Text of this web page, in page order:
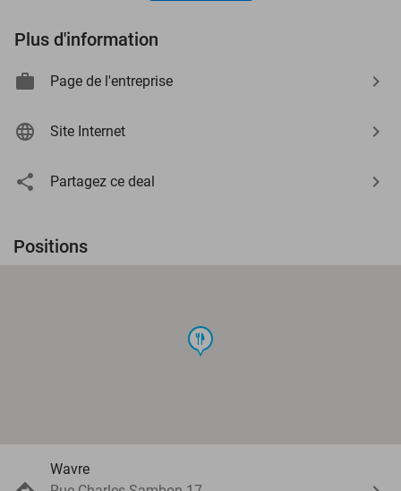
Plus d'information
Page de l'entreprise
Site Internet
Partagez ce deal
Positions
food
Wavre